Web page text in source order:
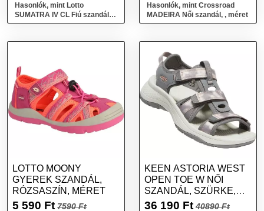
Hasonlók, mint Lotto
SUMATRA IV CL Fiú szandál,
rózsaszín, méret
Hasonlók, mint Crossroad
MADEIRA Női szandál, , méret
LOTTO MOONY
GYEREK SZANDÁL,
RÓZSASZÍN, MÉRET
5 590 Ft 7590 Ft
KEEN ASTORIA WEST
OPEN TOE W NŐI
SZANDÁL, SZÜRKE,
MÉRET 40.5
36 190 Ft 40890 Ft